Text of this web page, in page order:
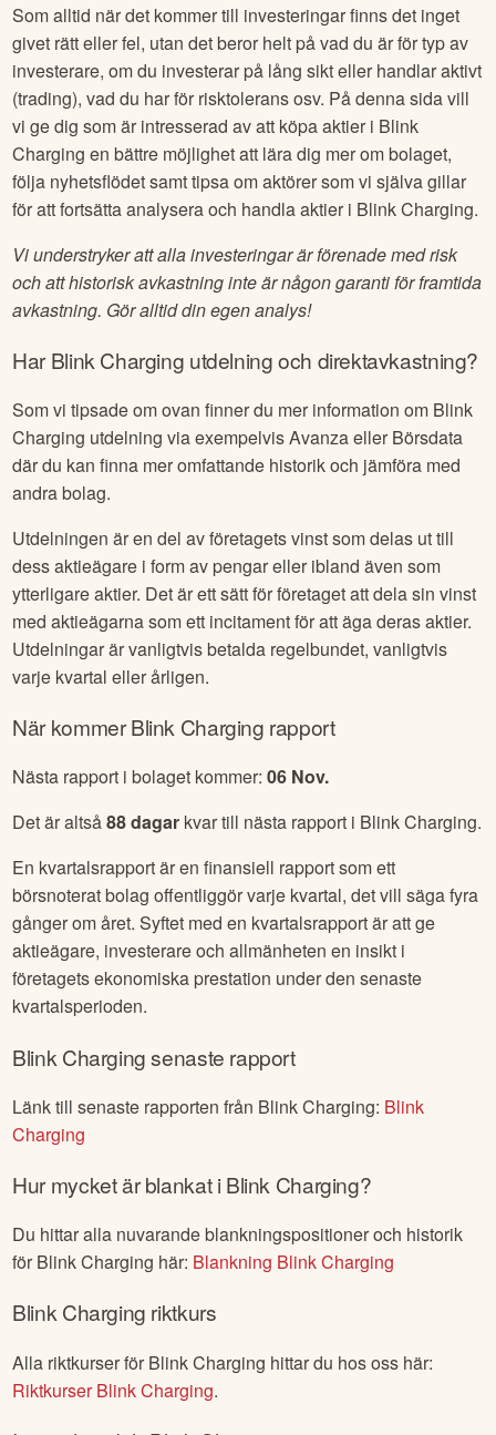
Som alltid när det kommer till investeringar finns det inget
givet rätt eller fel, utan det beror helt på vad du är för typ av
investerare, om du investerar på lång sikt eller handlar aktivt
(trading), vad du har för risktolerans osv. På denna sida vill
vi ge dig som är intresserad av att köpa aktier i Blink
Charging en bättre möjlighet att lära dig mer om bolaget,
följa nyhetsflödet samt tipsa om aktörer som vi själva gillar
för att fortsätta analysera och handla aktier i Blink Charging.
Vi understryker att alla investeringar är förenade med risk
och att historisk avkastning inte är någon garanti för framtida
avkastning. Gör alltid din egen analys!
HarBlink Charging utdelning och direktavkastning?
Som vi tipsade om ovan finner du mer information om Blink
Charging utdelning via exempelvis Avanza eller Börsdata
där du kan finna mer omfattande historik och jämföra med
andra bolag.
Utdelningen är en del av företagets vinst som delas ut till
dess aktieägare i form av pengar eller ibland även som
ytterligare aktier. Det är ett sätt för företaget att dela sin vinst
med aktieägarna som ett incitament för att äga deras aktier.
Utdelningar är vanligtvis betalda regelbundet, vanligtvis
varje kvartal eller årligen.
När kommerBlink Charging rapport
Nästa rapport i bolaget kommer:06 Nov.
Det är altså88dagar kvar till nästa rapport i Blink Charging.
En kvartalsrapport är en finansiell rapport som ett
börsnoterat bolag offentliggör varje kvartal, det vill säga fyra
gånger om året. Syftet med en kvartalsrapport är att ge
aktieägare, investerare och allmänheten en insikt i
företagets ekonomiska prestation under den senaste
kvartalsperioden.
Blink Chargingsenaste rapport
Länk till senaste rapporten från Blink Charging: Blink
Charging
Hur mycket är blankat iBlink Charging?
Du hittar alla nuvarande blankningspositioner och historik
för Blink Charging här: Blankning Blink Charging
Blink Charging riktkurs
Alla riktkurser för Blink Charging hittar du hos oss här:
RiktkurserBlink Charging.